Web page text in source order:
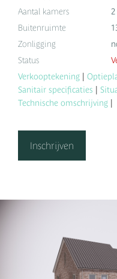
Aantal kamers
2
Buitenruimte
Zonligging
Status
Verkooptekening
Sanitair specificaties
Technische omschrijving
Inschrijven